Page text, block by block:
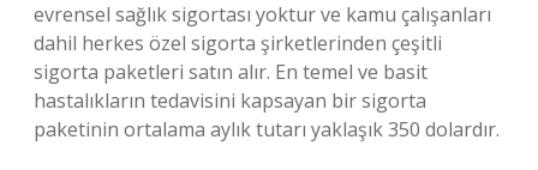
evrensel sağlık sigortası yoktur ve kamu çalışanları
dahil herkes özel sigorta şirketlerinden çeşitli
sigorta paketleri satın alır. En temel ve basit
hastalıkların tedavisini kapsayan bir sigorta
paketinin ortalama aylık tutarı yaklaşık 350 dolardır.